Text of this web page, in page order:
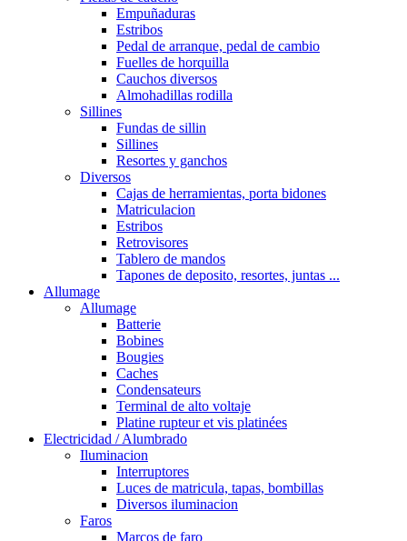
Empuñaduras
Estribos
Pedal de arranque, pedal de cambio
Fuelles de horquilla
Cauchos diversos
Almohadillas rodilla
Sillines
Fundas de sillin
Sillines
Resortes y ganchos
Diversos
Cajas de herramientas, porta bidones
Matriculacion
Estribos
Retrovisores
Tablero de mandos
Tapones de deposito, resortes, juntas ...
Allumage
Allumage
Batterie
Bobines
Bougies
Caches
Condensateurs
Terminal de alto voltaje
Platine rupteur et vis platinées
Electricidad / Alumbrado
Iluminacion
Interruptores
Luces de matricula, tapas, bombillas
Diversos iluminacion
Faros
Marcos de faro